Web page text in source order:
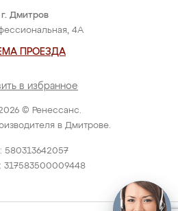
© Ренессанс.
в Дмитрове.
580313642057
317583500009448
г. Дмитров
4А
ПРОЕЗДА
в избранное